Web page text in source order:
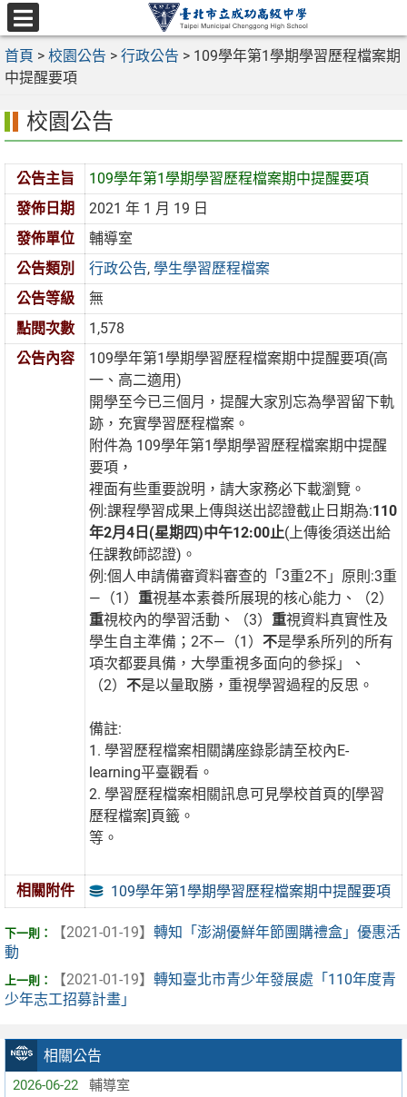
跳
至
主
要
區
選
單
首頁 > 校園公告 > 行政公告 > 109學年第1學期學習歷程檔案期
中提醒要項
相關公告
2026-06-22 輔導室
校園公告
公告主旨
109學年第1學期學習歷程檔案期中提醒要項
發佈日期
2021 年 1 月 19 日
發佈單位
輔導室
公告類別
行政公告,學生學習歷程檔案
公告等級
無
點閱次數
1,578
公告內容
109學年第1學期學習歷程檔案期中提醒要項(高
一、高二適用)
開學至今已三個月，提醒大家別忘為學習留下軌
跡，充實學習歷程檔案。
附件為 109學年第1學期學習歷程檔案期中提醒
要項，
裡面有些重要說明，請大家務必下載瀏覽。
例:課程學習成果上傳與送出認證截止日期為:110
年2月4日(星期四)中午12:00止(上傳後須送出給
任課教師認證)。
例:個人申請備審資料審查的「3重2不」原則:3重
—（1） 重視基本素養所展現的核心能力、（2）
重視校內的學習活動、（3） 重視資料真實性及
學生自主準備；2不—（1）不是學系所列的所有
項次都要具備，大學重視多面向的參採」、
（2）不是以量取勝，重視學習過程的反思。
備註:
1. 學習歷程檔案相關講座錄影請至校內E-
learning平臺觀看。
2. 學習歷程檔案相關訊息可見學校首頁的[學習
歷程檔案]頁籤。
等。
相關附件 109學年第1學期學習歷程檔案期中提醒要項
【2021-01-19】 轉知「澎湖優鮮年節團購禮盒」優惠活
動
【2021-01-19】 轉知臺北市青少年發展處「110年度青
少年志工招募計畫」